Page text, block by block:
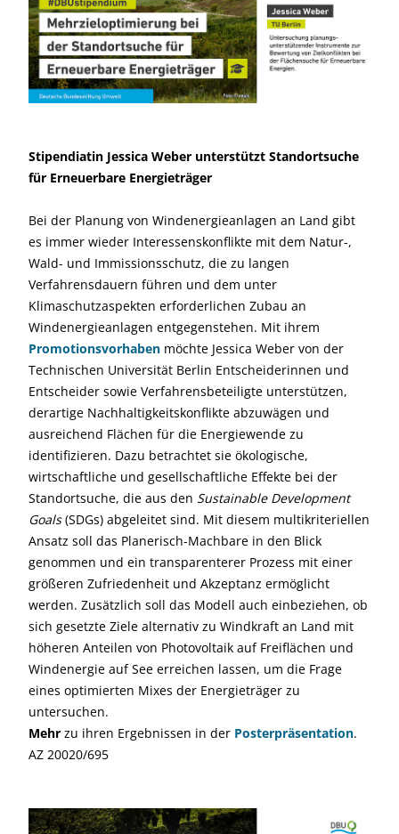
Stipendiatin Jessica Weber unterstützt Standortsuche
für Erneuerbare Energieträger
Bei der Planung von Windenergieanlagen an Land gibt
es immer wieder Interessenskonflikte mit dem Natur-,
Wald- und Immissionsschutz, die zu langen
Verfahrensdauern führen und dem unter
Klimaschutzaspekten erforderlichen Zubau an
Windenergieanlagen entgegenstehen. Mit ihrem
Promotionsvorhaben möchte Jessica Weber von der
Technischen Universität Berlin Entscheiderinnen und
Entscheider sowie Verfahrensbeteiligte unterstützen,
derartige Nachhaltigkeitskonflikte abzuwägen und
ausreichend Flächen für die Energiewende zu
identifizieren. Dazu betrachtet sie ökologische,
wirtschaftliche und gesellschaftliche Effekte bei der
Standortsuche, die aus den Sustainable Development
Goals(SDGs) abgeleitet sind. Mit diesem multikriteriellen
Ansatz soll das Planerisch-Machbare in den Blick
genommen und ein transparenterer Prozess mit einer
größeren Zufriedenheit und Akzeptanz ermöglicht
werden. Zusätzlich soll das Modell auch einbeziehen, ob
sich gesetzte Ziele alternativ zu Windkraft an Land mit
höheren Anteilen von Photovoltaik auf Freiflächen und
Windenergie auf See erreichen lassen, um die Frage
eines optimierten Mixes der Energieträger zu
untersuchen.
Mehr zu ihren Ergebnissen in der Posterpräsentation.
AZ 20020/695